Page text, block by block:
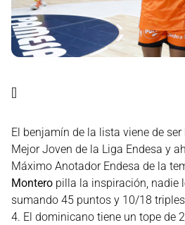
[]
El benjamín de la lista viene de
Mejor Joven de la Liga Endesa y
Máximo Anotador Endesa de la
Montero pilla la inspiración, nadie
sumando 45 puntos y 10/18
4. El dominicano tiene un tope de